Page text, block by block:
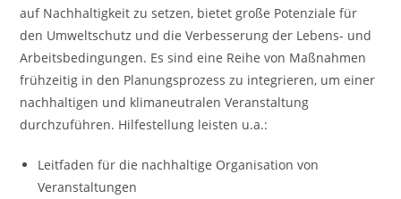
auf Nachhaltigkeit zu setzen, bietet große Potenziale für
den Umweltschutz und die Verbesserung der Lebens- und
Arbeitsbedingungen. Es sind eine Reihe von Maßnahmen
frühzeitig in den Planungsprozess zu integrieren, um einer
nachhaltigen und klimaneutralen Veranstaltung
durchzuführen. Hilfestellung leisten u.a.:
Leitfaden für die nachhaltige Organisation von
Veranstaltungen